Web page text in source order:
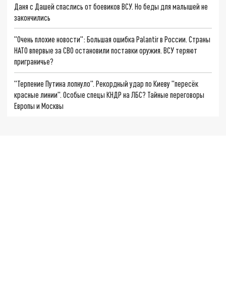
Даня с Дашей спаслись от боевиков ВСУ. Но беды для малышей не
закончились
"Очень плохие новости": Большая ошибка Palantir в России. Страны
НАТО впервые за СВО остановили поставки оружия. ВСУ теряют
приграничье?
"Терпение Путина лопнуло". Рекордный удар по Киеву "пересёк
красные линии". Особые спецы КНДР на ЛБС? Тайные переговоры
Европы и Москвы